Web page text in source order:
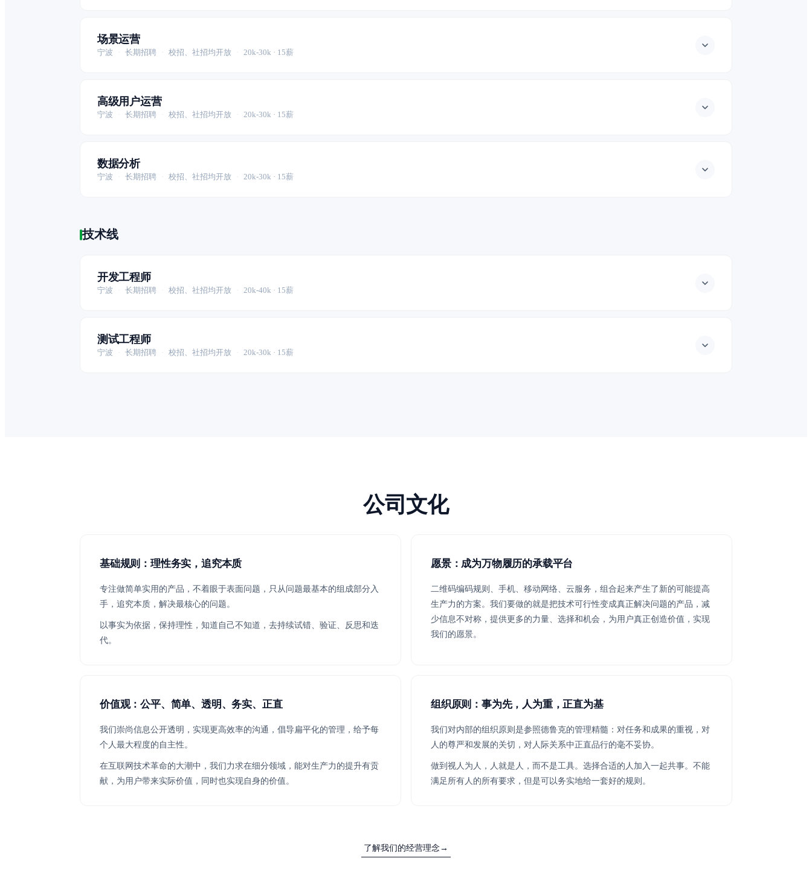
场景运营
宁波 · 长期招聘 · 校招、社招均开放 · 20k-30k · 15薪
高级用户运营
宁波 · 长期招聘 · 校招、社招均开放 · 20k-30k · 15薪
数据分析
宁波 · 长期招聘 · 校招、社招均开放 · 20k-30k · 15薪
技术线
开发工程师
宁波 · 长期招聘 · 校招、社招均开放 · 20k-40k · 15薪
测试工程师
宁波 · 长期招聘 · 校招、社招均开放 · 20k-30k · 15薪
公司文化
基础规则：理性务实，追究本质
专注做简单实用的产品，不着眼于表面问题，只从问题最基本的组成部分入
手，追究本质，解决最核心的问题。
以事实为依据，保持理性，知道自己不知道，去持续试错、验证、反思和迭
代。
愿景：成为万物履历的承载平台
二维码编码规则、手机、移动网络、云服务，组合起来产生了新的可能提高
生产力的方案。我们要做的就是把技术可行性变成真正解决问题的产品，减
少信息不对称，提供更多的力量、选择和机会，为用户真正创造价值，实现
我们的愿景。
价值观：公平、简单、透明、务实、正直
我们崇尚信息公开透明，实现更高效率的沟通，倡导扁平化的管理，给予每
个人最大程度的自主性。
在互联网技术革命的大潮中，我们力求在细分领域，能对生产力的提升有贡
献，为用户带来实际价值，同时也实现自身的价值。
组织原则：事为先，人为重，正直为基
我们对内部的组织原则是参照德鲁克的管理精髓：对任务和成果的重视，对
人的尊严和发展的关切，对人际关系中正直品行的毫不妥协。
做到视人为人，人就是人，而不是工具。选择合适的人加入一起共事。不能
满足所有人的所有要求，但是可以务实地给一套好的规则。
了解我们的经营理念